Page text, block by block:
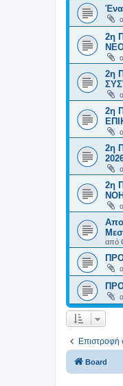
2η
2η
2η
2η
2η
από
Επιστροφή
Board